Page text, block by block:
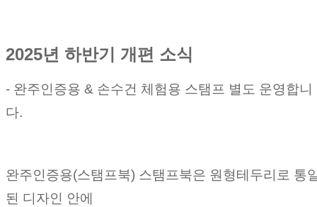
2025년 하반기 개편 소식
- 완주인증용 & 손수건 체험용 스탬프 별도 운영합니
다.
완주인증용(스탬프북) 스탬프북은 원형테두리로 통
된 디자인 안에